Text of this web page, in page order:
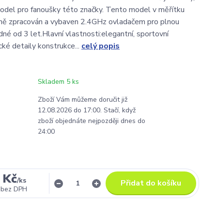
pro fanoušky této značky. Tento model v měřítku
zpracován a vybaven 2.4GHz ovladačem pro plnou
od 3 let.Hlavní vlastnosti:elegantní, sportovní
detaily konstrukce... celý popis
Skladem 5 ks
Zboží Vám můžeme doručit již
12.08.2026 do 17:00. Stačí, když
zboží objednáte nejpozději dnes do
24:00
/ks
bez DPH
Přidat do košíku